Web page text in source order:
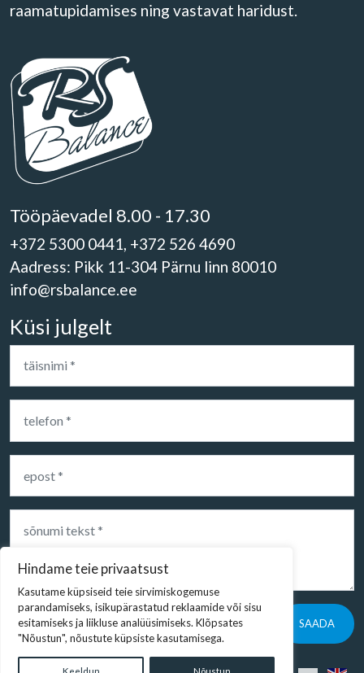
raamatupidamises ning vastavat haridust.
Tööpäevadel 8.00 - 17.30
+372 5300 0441, +372 526 4690
Aadress: Pikk 11-304 Pärnu linn 80010
info@rsbalance.ee
Küsi julgelt
SAADA
© RS Balance 2026.